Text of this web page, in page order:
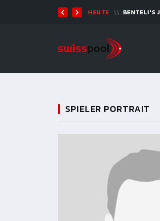
07. AUG. 2026, 19:00
SPIELER PORTRAIT